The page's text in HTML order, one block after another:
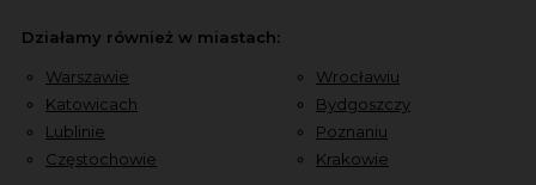
Działamy również w miastach:
Warszawie
Katowicach
Lublinie
Częstochowie
Wrocławiu
Bydgoszczy
Poznaniu
Krakowie